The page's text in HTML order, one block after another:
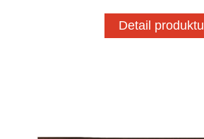
Detail produktu